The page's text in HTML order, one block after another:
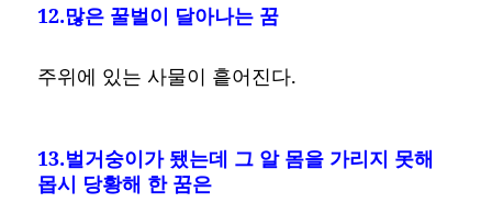
12.많은 꿀벌이 달아나는 꿈
주위에 있는 사물이 흩어진다.
13.벌거숭이가 됐는데 그 알 몸을 가리지 못해
몹시 당황해 한 꿈은